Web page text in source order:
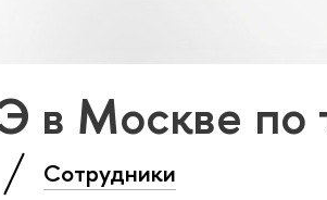
Москве по
Сотрудники